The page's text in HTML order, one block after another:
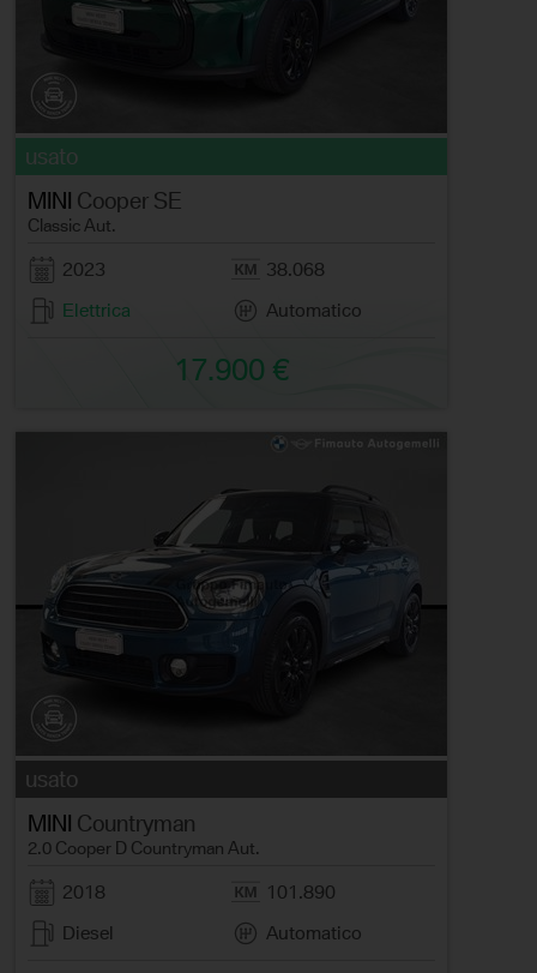
usato
MINI Cooper SE
Classic Aut.
2023
38.068
Elettrica
Automatico
17.900 €
usato
MINI Countryman
2.0 Cooper D Countryman Aut.
2018
101.890
Diesel
Automatico